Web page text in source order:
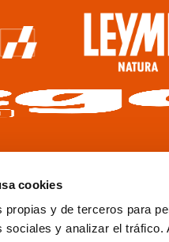
cookies
propias y de terceros para
sociales y analizar el